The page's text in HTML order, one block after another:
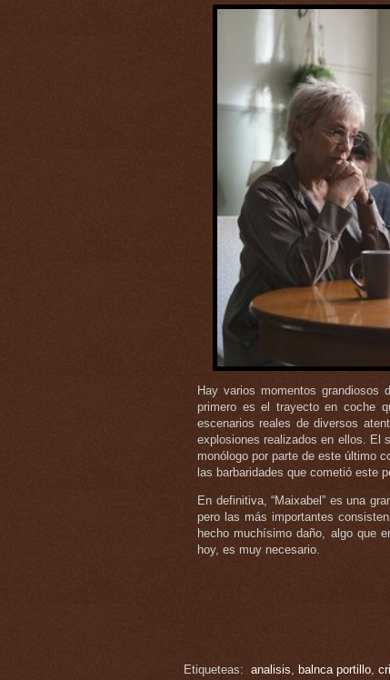
Hay varios momentos grandiosos
primero es el trayecto en coche
escenarios reales de diversos
explosiones realizados en ellos. El
monólogo por parte de este último
las barbaridades que cometió este
En definitiva, “Maixabel” es una
pero las más importantes
hecho muchísimo daño, algo que
hoy, es muy necesario.
Etiqueteas: analisis, balnca portillo,